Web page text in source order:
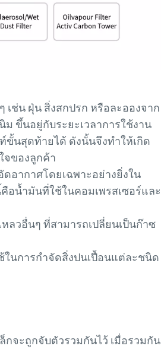
เช่น ฝุ่น สิ่งสกปรก หรือละอองจาก
ขึ้นอยู่กับระยะเวลาการใช้งาน
นสุดท้ายได้ ดังนั้นจึงทำให้เกิด
ของลูกค้า
อากาศโดยเฉพาะอย่างยิ่งใน
น้ำมันที่ใช้ในคอมเพรสเซอร์และ
ลวอื่นๆ ที่สามารถเปลี่ยนเป็นก๊าซ
ในการกำจัดสิ่งปนเปื้อนแต่ละชนิด
กจะถูกจับตัวรวมกันไว้ เมื่อรวมกัน